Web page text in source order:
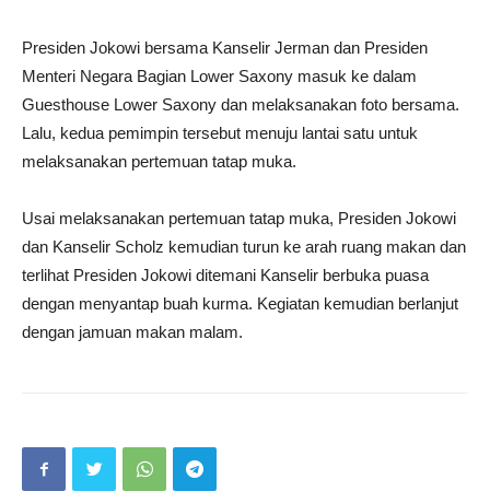
Presiden Jokowi bersama Kanselir Jerman dan Presiden
Menteri Negara Bagian Lower Saxony masuk ke dalam
Guesthouse Lower Saxony dan melaksanakan foto bersama.
Lalu, kedua pemimpin tersebut menuju lantai satu untuk
melaksanakan pertemuan tatap muka.
Usai melaksanakan pertemuan tatap muka, Presiden Jokowi
dan Kanselir Scholz kemudian turun ke arah ruang makan dan
terlihat Presiden Jokowi ditemani Kanselir berbuka puasa
dengan menyantap buah kurma. Kegiatan kemudian berlanjut
dengan jamuan makan malam.